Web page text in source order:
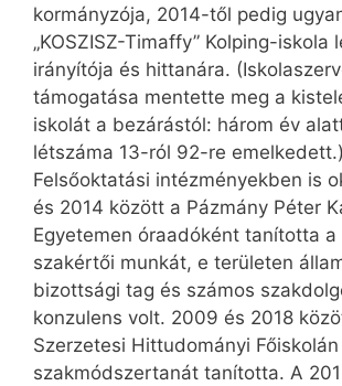
kormányzója, 2014-től pedig
„KOSZISZ-Timaffy” Kolping-iskola
irányítója és hittanára.
támogatása mentette meg a
iskolát a bezárástól: három év
létszáma 13-ról 92-re emelkedett.)
Felsőoktatási intézményekben is
és 2014 között a Pázmány Péter
Egyetemen óraadóként tanította
szakértői munkát, e területen
bizottsági tag és számos
konzulens volt. 2009 és 2018
Szerzetesi Hittudományi
szakmódszertanát tanította. A